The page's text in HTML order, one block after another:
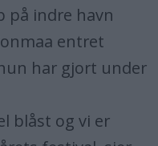
på indre havn
entret
har gjort under
blåst og vi er